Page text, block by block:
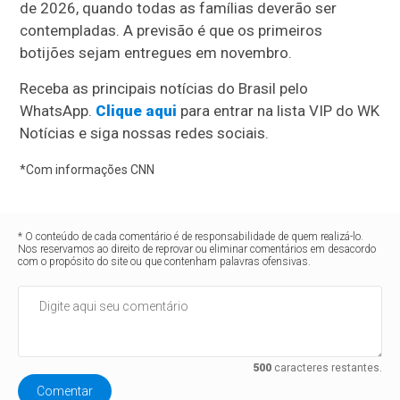
de 2026, quando todas as famílias deverão ser
contempladas. A previsão é que os primeiros
botijões sejam entregues em novembro.
Receba as principais notícias do Brasil pelo
WhatsApp. Clique aqui para entrar na lista VIP do WK
Notícias e siga nossas redes sociais.
*Com informações CNN
* O conteúdo de cada comentário é de responsabilidade de quem realizá-lo.
Nos reservamos ao direito de reprovar ou eliminar comentários em desacordo
com o propósito do site ou que contenham palavras ofensivas.
500caracteres restantes.
Comentar